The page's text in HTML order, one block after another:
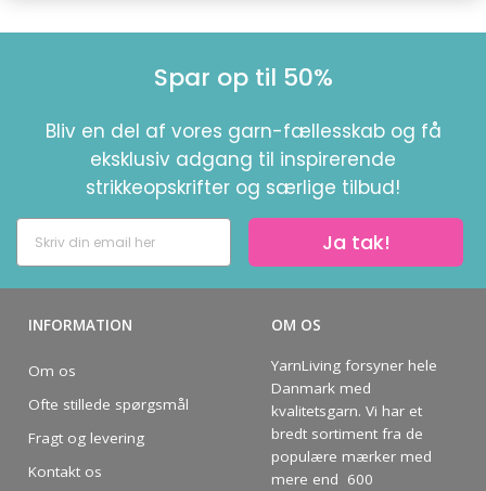
Spar op til 50%
Bliv en del af vores garn-fællesskab og få
eksklusiv adgang til inspirerende
strikkeopskrifter og særlige tilbud!
Ja tak!
INFORMATION
Om os
Ofte stillede spørgsmål
Fragt og levering
Kontakt os
OM OS
YarnLiving forsyner hele
Danmark med
kvalitetsgarn. Vi har et
bredt sortiment fra de
populære mærker med
mere end 600